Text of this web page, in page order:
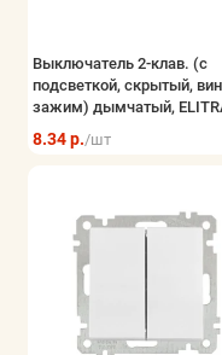
Выключатель 2-клав. (с
подсветкой, скрытый,
зажим) дымчатый,
MUTLUSAN
8.34 р./шт